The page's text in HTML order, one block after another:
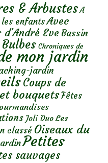
& Arbustes A
enfantsAvec
Eve Bassin
Bulbes Chroniques de
mon jardin
jardin
Coups de
bouquetsFêtes
Joli Duo Les
classé Oiseaux du
Petites
sauvages